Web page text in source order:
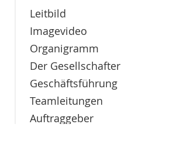
Leitbild
Imagevideo
Organigramm
Der Gesellschafter
Geschäftsführung
Teamleitungen
Auftraggeber